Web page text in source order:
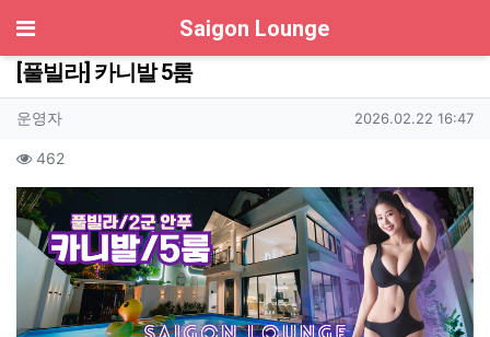
Saigon Lounge
[풀빌라] 카니발 5룸
작성자 정보
운영자작성 작성일
2026.02.22 16:47
컨텐츠 정보
462조회
본문